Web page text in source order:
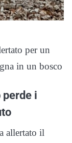
per un
in un bosco
i
allertato il